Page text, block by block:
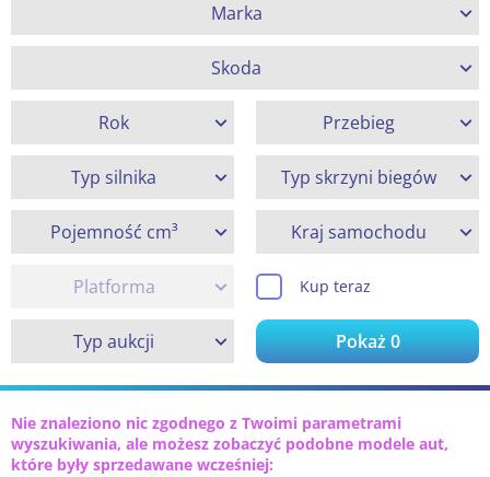
Marka
Skoda
Rok Przebieg
Typ silnika Typ skrzyni biegów
Pojemność cm³ Kraj samochodu
Platforma Kup teraz
Typ aukcji Pokaż0
Nie znaleziono nic zgodnego z Twoimi parametrami
wyszukiwania, ale możesz zobaczyć podobne modele aut,
które były sprzedawane wcześniej: